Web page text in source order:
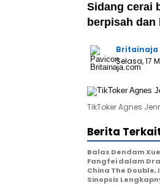
Sidang cerai
berpisah
Britainaja
Selasa, 17
TikToker Agnes
Berita
Balas Dendam Xue
Fangfei dalam
China The Double,
Sinopsis